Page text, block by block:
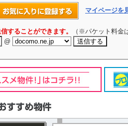
マイページを
することができます。
（※パケット料金
@